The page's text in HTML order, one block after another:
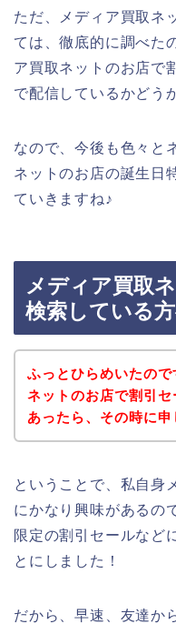
ただ、メディア買取ネ
ては、徹底的に調べた
ア買取ネットのお店で
で配信しているかどう
なので、今後も色々と
ネットのお店の誕生日
ていきますね♪
メディア買取
検索している
ふっとひらめいたの
ネットのお店で割引
あったら、その時に
ということで、私自身
にかなり興味があるの
限定の割引セールなど
とにしました！
だから、早速、友達か